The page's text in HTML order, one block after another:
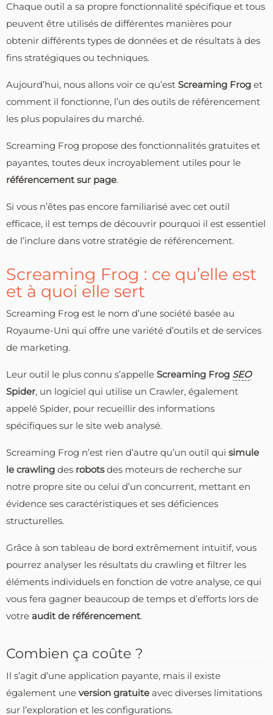
Chaque outil a sa propre fonctionnalité spécifique et tous
peuvent être utilisés de différentes manières pour
obtenir différents types de données et de résultats à des
fins stratégiques ou techniques.
Aujourd’hui, nous allons voir ce qu’est Screaming Frog et
comment il fonctionne, l’un des outils de référencement
les plus populaires du marché.
Screaming Frog propose des fonctionnalités gratuites et
payantes, toutes deux incroyablement utiles pour le
référencement sur page.
Si vous n’êtes pas encore familiarisé avec cet outil
efficace, il est temps de découvrir pourquoi il est essentiel
de l’inclure dans votre stratégie de référencement.
Screaming Frog : ce qu’elle est
et à quoi elle sert
Screaming Frog est le nom d’une société basée au
Royaume-Uni qui offre une variété d’outils et de services
de marketing.
Leur outil le plus connu s’appelle Screaming Frog SEO
Spider, un logiciel qui utilise un Crawler, également
appelé Spider, pour recueillir des informations
spécifiques sur le site web analysé.
Screaming Frog n’est rien d’autre qu’un outil qui simule
le crawling des robotsdes moteurs de recherche sur
notre propre site ou celui d’un concurrent, mettant en
évidence ses caractéristiques et ses déficiences
structurelles.
Grâce à son tableau de bord extrêmement intuitif, vous
pourrez analyser les résultats du crawling et filtrer les
éléments individuels en fonction de votre analyse, ce qui
vous fera gagner beaucoup de temps et d’efforts lors de
votre audit de référencement.
Combien ça coûte ?
Il s’agit d’une application payante, mais il existe
également une version gratuite avec diverses limitations
sur l’exploration et les configurations.